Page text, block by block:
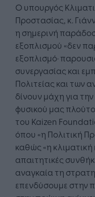
Ο υπουργός
Προστασίας, κ.
η σημερινή
εξοπλισμού «δεν
εξοπλισμό·
συνεργασίας και
Πολιτείας και των
δίνουν μάχη για
φυσικού μας
του Kaizen
όπου «η Πολιτική
καθώς «η κλιματική
απαιτητικές
αναγκαία τη
επενδύσουμε στην